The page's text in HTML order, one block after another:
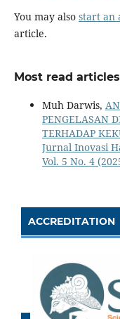
You may also start an
article.
Most read
Muh Darwis,
PENGELASAN
TERHADAP
Jurnal Inovasi
Vol. 5 No. 4
ACCREDITATION